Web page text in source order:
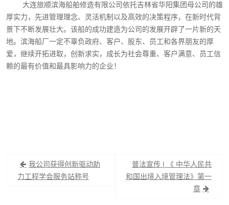
大连旅顺滨海船舶修造有限公司依托吉林省华阳集团母公司的雄
厚实力，先进管理理念、灵活机制以及高效的决策程序，在新时代背
景下不断发展壮大。该船的成功建造为公司的发展开辟了一片新的天
地。滨海船厂一定不辜负政府、客户、股东、员工和各界朋友的厚
爱，继续开拓进取，创新求实，成长为社会尊重、客户满意、员工信
赖的最有价值和最具影响力的企业！
章
我公司获得创新驱动助
力工程学会服务站称号
普法宣传 | 《 中华人民共
和国出境入境管理法》第一
章